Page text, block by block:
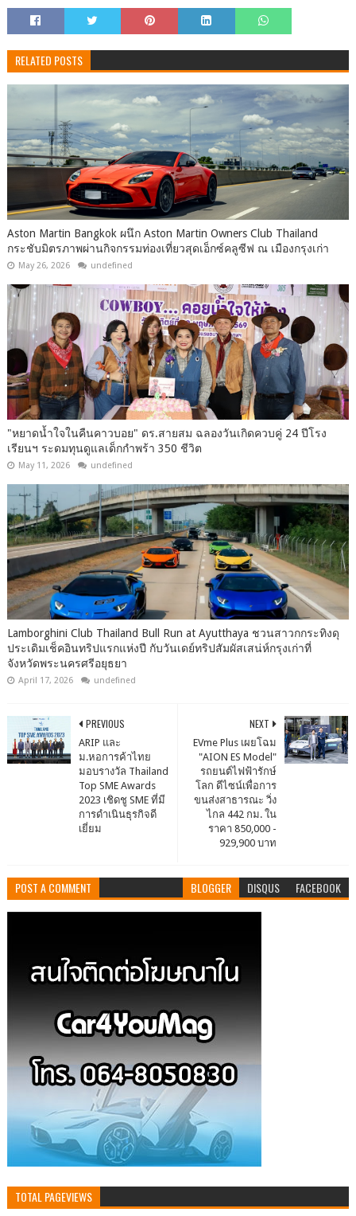
RELATED POSTS
Aston Martin Bangkok ผนึก Aston Martin Owners Club Thailand
กระชับมิตรภาพผ่านกิจกรรมท่องเที่ยวสุดเอ็กซ์คลูซีฟ ณ เมืองกรุงเก่า
May 26, 2026 undefined
"หยาดน้ำใจในคืนคาวบอย" ดร.สายสม ฉลองวันเกิดควบคู่ 24 ปีโรง
เรียนฯ ระดมทุนดูแลเด็กกำพร้า 350 ชีวิต
May 11, 2026 undefined
Lamborghini Club Thailand Bull Run at Ayutthaya ชวนสาวกกระทิงดุ
ประเดิมเช็คอินทริปแรกแห่งปี กับวันเดย์ทริปสัมผัสเสน่ห์กรุงเก่าที่
จังหวัดพระนครศรีอยุธยา
April 17, 2026 undefined
NEXT
EVme Plus เผยโฉม
"AION ES Model"
รถยนต์ไฟฟ้ารักษ์
โลก ดีไซน์เพื่อการ
ขนส่งสาธารณะ วิ่ง
ไกล 442 กม. ใน
ราคา 850,000 -
929,900 บาท
PREVIOUS
ARIP และ
ม.หอการค้าไทย
มอบรางวัล Thailand
Top SME Awards
2023 เชิดชู SME ที่มี
การดำเนินธุรกิจดี
เยี่ยม
POST A COMMENT BLOGGER DISQUS FACEBOOK
TOTAL PAGEVIEWS